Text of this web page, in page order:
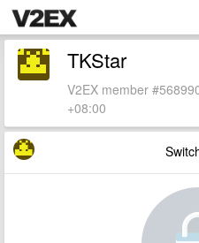
TKStar
V2EX member
+08:00